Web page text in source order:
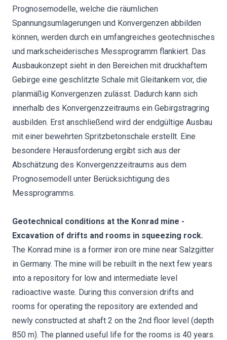
Prognosemodelle, welche die räumlichen
Spannungsumlagerungen und Konvergenzen abbilden
können, werden durch ein umfangreiches geotechnisches
und markscheiderisches Messprogramm flankiert. Das
Ausbaukonzept sieht in den Bereichen mit druckhaftem
Gebirge eine geschlitzte Schale mit Gleitankern vor, die
planmäßig Konvergenzen zulässt. Dadurch kann sich
innerhalb des Konvergenzzeitraums ein Gebirgstragring
ausbilden. Erst anschließend wird der endgültige Ausbau
mit einer bewehrten Spritzbetonschale erstellt. Eine
besondere Herausforderung ergibt sich aus der
Abschätzung des Konvergenzzeitraums aus dem
Prognosemodell unter Berücksichtigung des
Messprogramms.
Geotechnical conditions at the Konrad mine -
Excavation of drifts and rooms in squeezing rock.
The Konrad mine is a former iron ore mine near Salzgitter
in Germany. The mine will be rebuilt in the next few years
into a repository for low and intermediate level
radioactive waste. During this conversion drifts and
rooms for operating the repository are extended and
newly constructed at shaft 2 on the 2nd floor level (depth
850 m). The planned useful life for the rooms is 40 years.